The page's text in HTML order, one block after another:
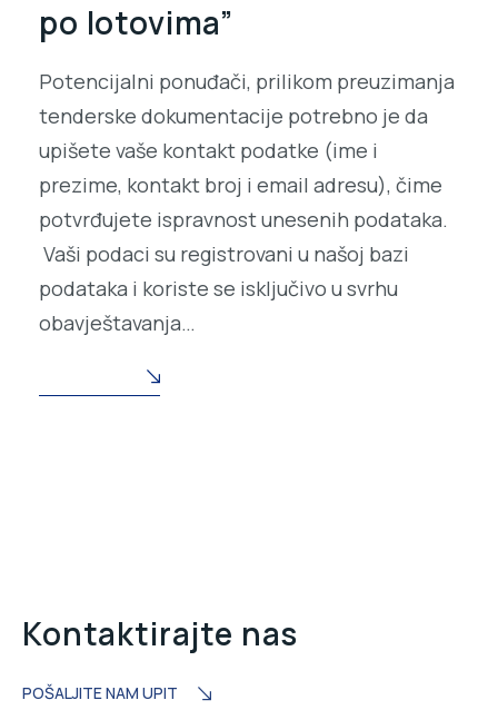
po lotovima”
Potencijalni ponuđači, prilikom preuzimanja
tenderske dokumentacije potrebno je da
upišete vaše kontakt podatke (ime i
prezime, kontakt broj i email adresu), čime
potvrđujete ispravnost unesenih podataka.
Vaši podaci su registrovani u našoj bazi
podataka i koriste se isključivo u svrhu
obavještavanja…
Kontaktirajte nas
POŠALJITE NAM UPIT